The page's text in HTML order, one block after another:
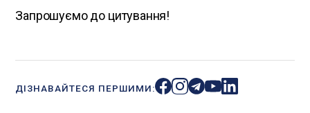
Запрошуємо до цитування!
ДІЗНАВАЙТЕСЯ ПЕРШИМИ: